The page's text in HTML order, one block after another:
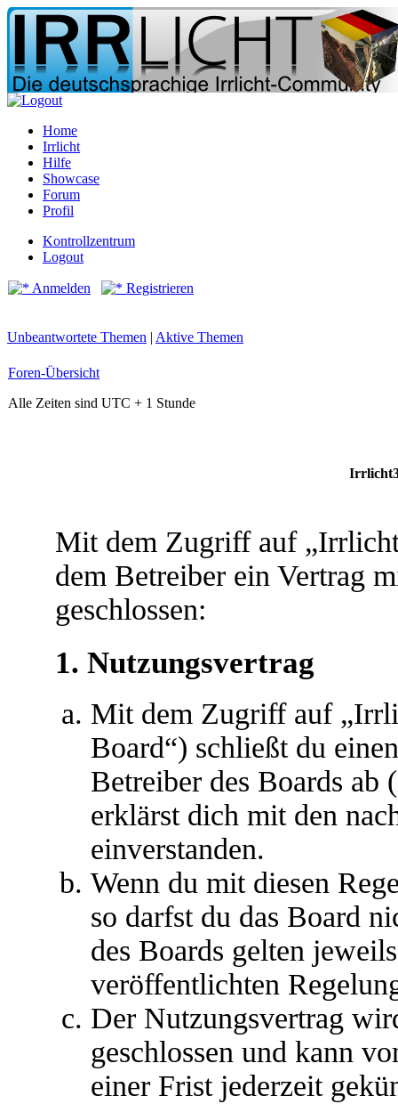
Home
Irrlicht
Hilfe
Showcase
Forum
Profil
Kontrollzentrum
Logout
Anmelden Registrieren
Unbeantwortete Themen | Aktive Themen
Foren-Übersicht
Alle Zeiten sind UTC + 1 Stunde
Mit dem Zugriff auf
dem Betreiber ein Vertrag
geschlossen:
1. Nutzungsvertrag
Mit dem Zugriff auf
Board“) schließt du
Betreiber des Boards ab
erklärst dich mit den
einverstanden.
Wenn du mit diesen
so darfst du das Board
des Boards gelten
veröffentlichten
Der Nutzungsvertrag
geschlossen und kann
einer Frist jederzeit